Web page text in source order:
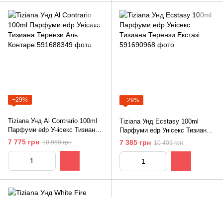
−29%
Tiziana Унд Al Contrarіo 100ml
Парфуми edp Унісекс Тизиана
Терензи Аль Контаре
7 775 грн 10 950 грн
−29%
Tiziana Унд Ecstasy 100ml
Парфуми edp Унісекс Тизиана
Терензи Екстазі
7 385 грн 10 403 грн